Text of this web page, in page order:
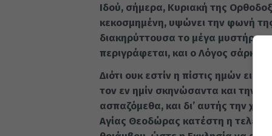
Ιδού, σήμερα, Κυριακή της
κεκοσμημένη, υψώνει την φωνή
διακηρύττουσα το μέγα
περιγράφεται, και ο Λόγος σάρκα
Διότι ουκ εστίν η πίστις ημών εις
τον εν ημίν σκηνώσαντα και την
ασπαζόμεθα, και δι’ αυτής την
Αγίας Θεοδώρας κατέστη η